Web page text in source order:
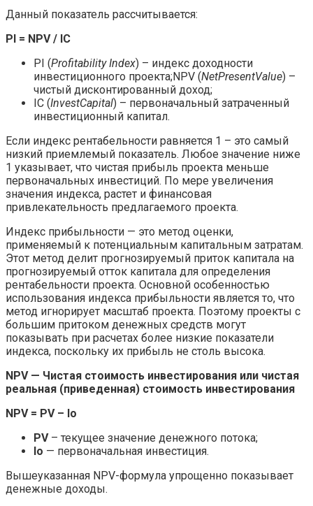
Данный показатель рассчитывается:
PI = NPV / IC
PI (Profitability Index) – индекс доходности
инвестиционного проекта;NPV (NetPresentValue) –
чистый дисконтированный доход;
IC (InvestCapital) – первоначальный затраченный
инвестиционный капитал.
Если индекс рентабельности равняется 1 – это самый
низкий приемлемый показатель. Любое значение ниже
1 указывает, что чистая прибыль проекта меньше
первоначальных инвестиций. По мере увеличения
значения индекса, растет и финансовая
привлекательность предлагаемого проекта.
Индекс прибыльности — это метод оценки,
применяемый к потенциальным капитальным затратам.
Этот метод делит прогнозируемый приток капитала на
прогнозируемый отток капитала для определения
рентабельности проекта. Основной особенностью
использования индекса прибыльности является то, что
метод игнорирует масштаб проекта. Поэтому проекты с
большим притоком денежных средств могут
показывать при расчетах более низкие показатели
индекса, поскольку их прибыль не столь высока.
NPV — Чистая стоимость инвестирования или чистая
реальная (приведенная) стоимость инвестирования
NPV = PV – Io
PV– текущее значение денежного потока;
Io — первоначальная инвестиция.
Вышеуказанная NPV-формула упрощенно показывает
денежные доходы.